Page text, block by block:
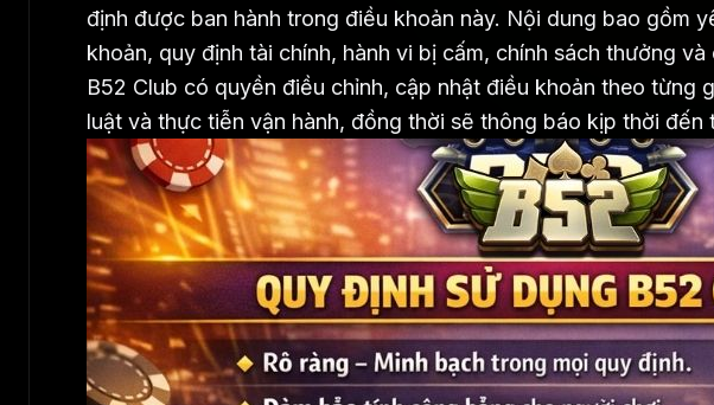
định được ban hành trong điều khoản này. Nội dung bao gồm
khoản, quy định tài chính, hành vi bị cấm, chính sách thưởng
B52 Club có quyền điều chỉnh, cập nhật điều khoản theo từng
luật và thực tiễn vận hành, đồng thời sẽ thông báo kịp thời đến